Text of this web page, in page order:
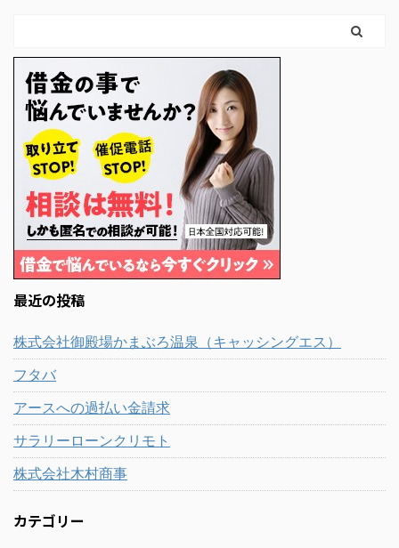
最近の投稿
株式会社御殿場かまぶろ温泉（キャッシングエス）
フタバ
アースへの過払い金請求
サラリーローンクリモト
株式会社木村商事
カテゴリー